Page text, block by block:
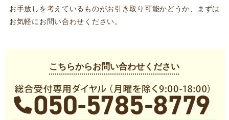
お手放しを考えているものがお引き取り可能かどうか、まずは
お気軽にお問い合わせください。
こちらからお問い合わせください